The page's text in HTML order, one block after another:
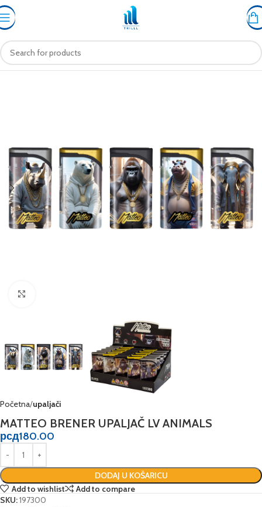
Početna upaljači
MATTEO BRENER UPALJAČ LV ANIMALS
рсд180.00
DODAJ U KOŠARICU
Add to wishlist
Add to compare
SKU:197300